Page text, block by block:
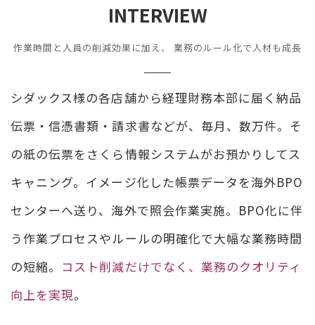
INTERVIEW
作業時間と人員の削減効果に加え、 業務のルール化で人材も成長
シダックス様の各店舗から経理財務本部に届く納品
伝票・信憑書類・請求書などが、毎月、数万件。そ
の紙の伝票をさくら情報システムがお預かりしてス
キャニング。イメージ化した帳票データを海外BPO
センターへ送り、海外で照会作業実施。BPO化に伴
う作業プロセスやルールの明確化で大幅な業務時間
の短縮。 コスト削減だけでなく、業務のクオリティ
向上を実現。